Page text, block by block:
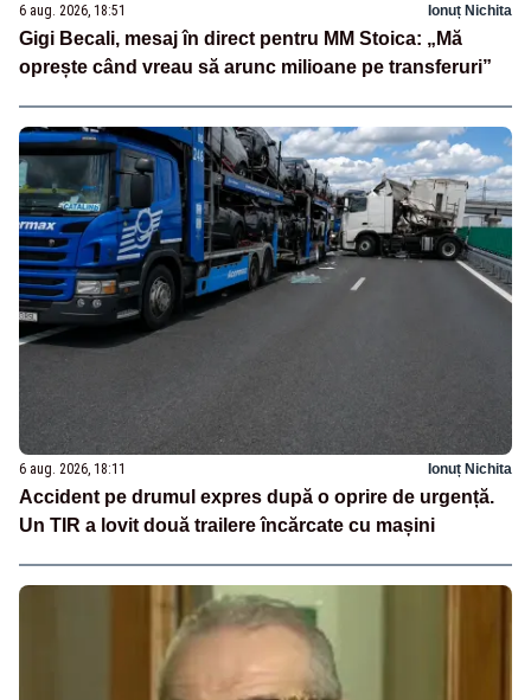
6 aug. 2026, 18:51 Ionuț Nichita
Gigi Becali, mesaj în direct pentru MM Stoica: „Mă
oprește când vreau să arunc milioane pe transferuri”
6 aug. 2026, 18:11 Ionuț Nichita
Accident pe drumul expres după o oprire de urgență.
Un TIR a lovit două trailere încărcate cu mașini